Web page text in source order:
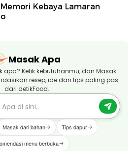
Kebaya Lamaran
Masak Apa
Ketik kebutuhanmu, dan Masak
resep, ide dan tips paling pas
dari detikFood.
Masak dari bahan Tips dapur
menu berbuka